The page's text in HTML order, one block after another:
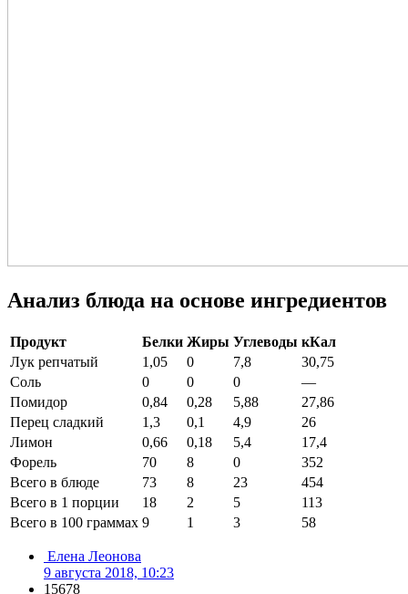
Анализ блюда на основе ингредиентов
Продукт Белки Жиры Углеводы кКал
Лук репчатый
1,05 0 7,8
30,75
Соль
0 0 0
—
Помидор
0,84 0,28 5,88
27,86
Перец сладкий
1,3 0,1 4,9
26
Лимон
0,66 0,18 5,4
17,4
Форель
70 8 0
352
Всего в блюде
73 8 23
454
Всего в 1 порции
18 2 5
113
Всего в 100 граммах 9 1 3 58
Елена Леонова
9 августа 2018, 10:23
15678